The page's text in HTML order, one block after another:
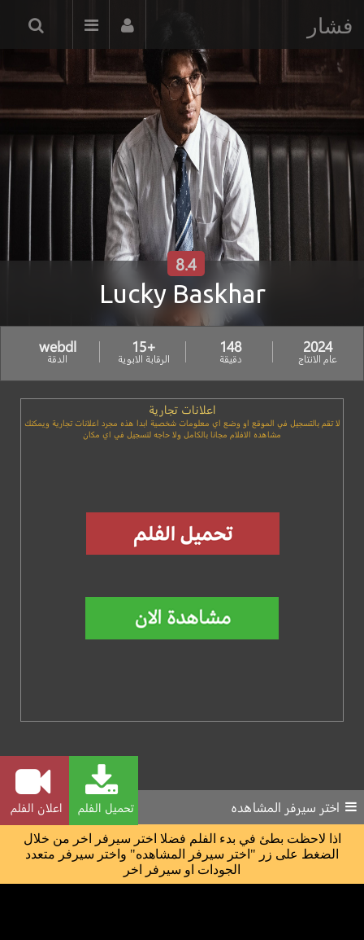
فشار
Lucky Baskhar
8.4
2024
عام الانتاج
148
دقيقة
+15
الرقابة الابوية
webdl
الدقة
اعلانات تجارية
لا تقم بالتسجيل في الموقع او وضع اي معلومات شخصية ابدا هذه مجرد اعلانات تجارية ويمكنك
مشاهده الافلام مجانا بالكامل ولا حاجه لتسجيل في اي مكان
تحميل الفلم اعلان الفلم اختر سيرفر المشاهده
اذا لاحظت بطئ في بدء الفلم فضلا اختر سيرفر اخر من خلال
الضغط على زر "اختر سيرفر المشاهده" واختر سيرفر متعدد
الجودات او سيرفر اخر